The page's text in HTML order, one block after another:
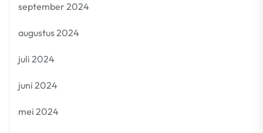
september 2024
augustus 2024
juli 2024
juni 2024
mei 2024